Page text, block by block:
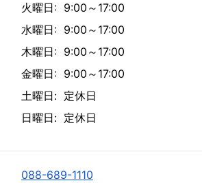
火曜日: 9:00～17:00
水曜日: 9:00～17:00
木曜日: 9:00～17:00
金曜日: 9:00～17:00
土曜日: 定休日
日曜日: 定休日
088-689-1110